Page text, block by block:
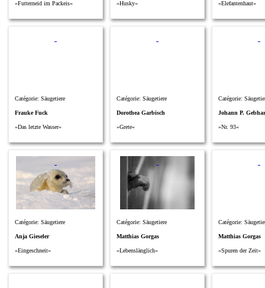
»Futterneid im Packeis« »Husky« »Elefantenhaut«
Catégorie: Säugetiere
Frauke Fuck
»Das letzte Wasser«
Catégorie: Säugetiere
Dorothea Garbisch
»Grete«
Catégorie:
Johann P.
»Nr. 93«
Catégorie: Säugetiere
Anja Gieseler
»Eingeschneit«
Catégorie: Säugetiere
Matthias Gorgas
»Lebenslänglich«
Catégorie:
Matthias Gorgas
»Spuren der Zeit«